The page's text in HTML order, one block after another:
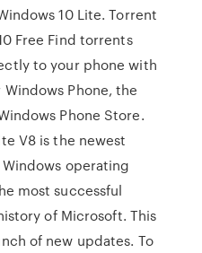
10 Lite. Torrent
Free Find torrents
to your phone with
Phone, the
Phone Store.
V8 is the newest
operating
most successful
of Microsoft. This
of new updates. To